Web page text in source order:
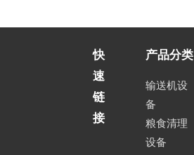
快
速
链
接
产品分类
输送机设
备
粮食清理
设备